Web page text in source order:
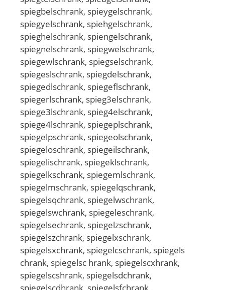
spiegbelschrank, spieygelschrank,
spiegyelschrank, spiehgelschrank,
spieghelschrank, spiengelschrank,
spiegnelschrank, spiegwelschrank,
spiegewlschrank, spiegselschrank,
spiegeslschrank, spiegdelschrank,
spiegedlschrank, spiegeflschrank,
spiegerlschrank, spieg3elschrank,
spiege3lschrank, spieg4elschrank,
spiege4lschrank, spiegeplschrank,
spiegelpschrank, spiegeolschrank,
spiegeloschrank, spiegeilschrank,
spiegelischrank, spiegeklschrank,
spiegelkschrank, spiegemlschrank,
spiegelmschrank, spiegelqschrank,
spiegelsqchrank, spiegelwschrank,
spiegelswchrank, spiegeleschrank,
spiegelsechrank, spiegelzschrank,
spiegelszchrank, spiegelxschrank,
spiegelsxchrank, spiegelcschrank, spiegels
chrank, spiegelsc hrank, spiegelscxhrank,
spiegelscshrank, spiegelsdchrank,